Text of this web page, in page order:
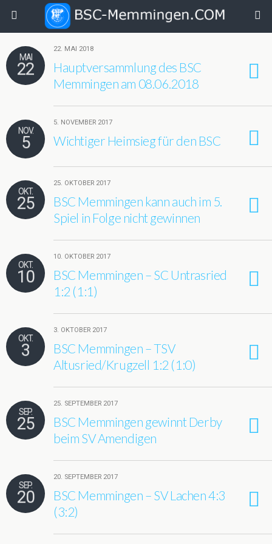
MAI
22
22. MAI 2018
Hauptversammlung des BSC
Memmingen am 08.06.2018
NOV.
5
5. NOVEMBER 2017
Wichtiger Heimsieg für den BSC
OKT.
25
25. OKTOBER 2017
BSC Memmingen kann auch im 5.
Spiel in Folge nicht gewinnen
OKT.
10
10. OKTOBER 2017
BSC Memmingen – SC Untrasried
1:2 (1:1)
OKT.
3
3. OKTOBER 2017
BSC Memmingen – TSV
Altusried/Krugzell 1:2 (1:0)
SEP.
25
25. SEPTEMBER 2017
BSC Memmingen gewinnt Derby
beim SV Amendigen
SEP.
20
20. SEPTEMBER 2017
BSC Memmingen – SV Lachen 4:3
(3:2)